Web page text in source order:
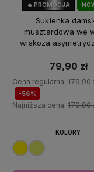
🔥 PROMOCJA
Sukienka
musztardowa we
wiskoza
79,90 zł
Cena regularna: 179,90
-56%
Najniższa cena: 179,90
KOLORY: